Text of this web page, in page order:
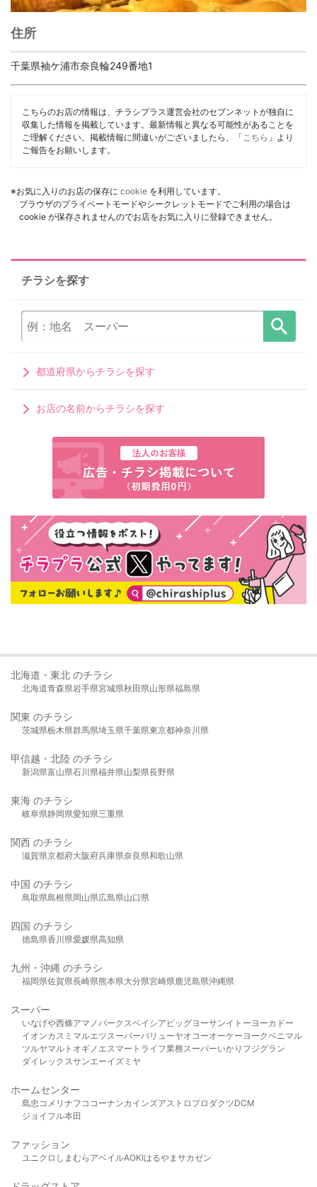
住所
千葉県袖ケ浦市奈良輪249番地1
こちらのお店の情報は、チラシプラス運営会社のセブンネットが独自に
収集した情報を掲載しています。最新情報と異なる可能性があることを
ご理解ください。掲載情報に間違いがございましたら、「 こちら 」より
ご報告をお願いします。
※お気に入りのお店の保存に cookie を利用しています。
ブラウザのプライベートモードやシークレットモードでご利用の場合は
cookie が保存されませんのでお店をお気に入りに登録できません。
チラシを探す
都道府県からチラシを探す
お店の名前からチラシを探す
北海道・東北 のチラシ
北海道青森県岩手県宮城県秋田県山形県福島県
関東 のチラシ
茨城県栃木県群馬県埼玉県千葉県東京都神奈川県
甲信越・北陸 のチラシ
新潟県富山県石川県福井県山梨県長野県
東海 のチラシ
岐阜県静岡県愛知県三重県
関西 のチラシ
滋賀県京都府大阪府兵庫県奈良県和歌山県
中国 のチラシ
鳥取県島根県岡山県広島県山口県
四国 のチラシ
徳島県香川県愛媛県高知県
九州・沖縄 のチラシ
福岡県佐賀県長崎県熊本県大分県宮崎県鹿児島県沖縄県
スーパー
いなげや西條アマノパークスベイシア ビッグヨーサンイトーヨーカドー
イオンカスミ マルエツスーパーバリューヤオコーオーケー ヨークベニマル
ツルヤマルト オギノ エスマート ライフ業務スーパーいかり フジグラン
ダイレックスサンエーイズミヤ
ホームセンター
島忠 コメリ ナフコ コーナンカインズアストロプロダクツDCM
ジョイフル本田
ファッション
ユニクロ しまむら アベイルAOKIはるやま サカゼン